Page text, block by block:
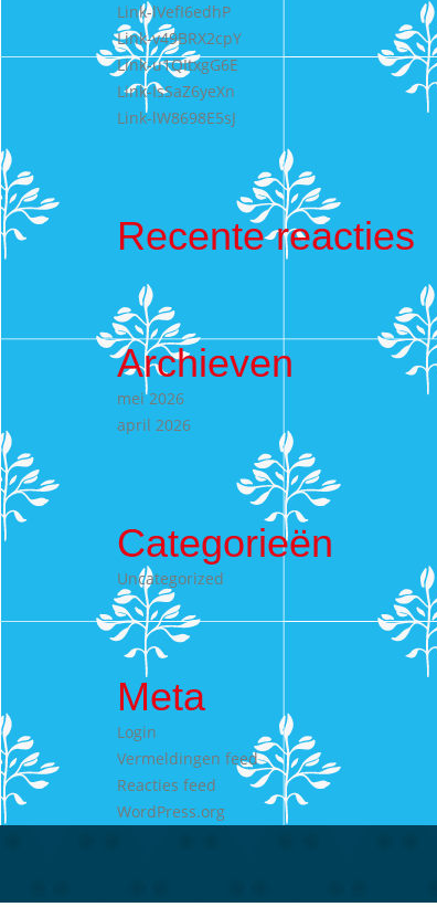
Link-lVefI6edhP
Link-v49BRX2cpY
Link-u1QItxgG6E
Link-IsSaZ6yeXn
Link-lW8698E5sJ
Recente reacties
Archieven
mei 2026
april 2026
Categorieën
Uncategorized
Meta
Login
Vermeldingen feed
Reacties feed
WordPress.org